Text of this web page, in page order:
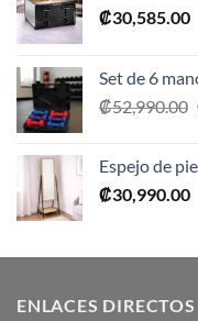
₡30,585.00
Set de 6
₡52,990.00
Espejo de pie
₡30,990.00
ENLACES DIRECTOS